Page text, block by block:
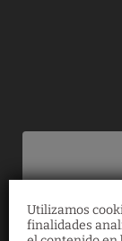
Utilizamos
finalidades